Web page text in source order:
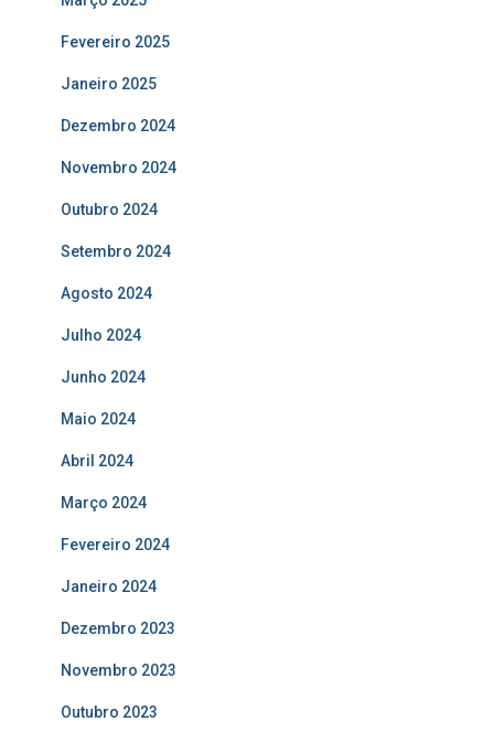
Fevereiro 2025
Janeiro 2025
Dezembro 2024
Novembro 2024
Outubro 2024
Setembro 2024
Agosto 2024
Julho 2024
Junho 2024
Maio 2024
Abril 2024
Março 2024
Fevereiro 2024
Janeiro 2024
Dezembro 2023
Novembro 2023
Outubro 2023